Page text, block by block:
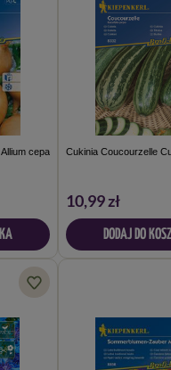
cepa Cukinia Coucourzelle
10,99 zł
DODAJ DO